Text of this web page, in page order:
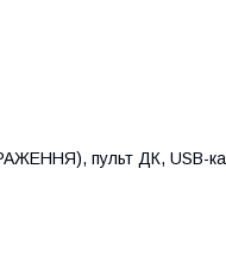
пульт ДК, USB-